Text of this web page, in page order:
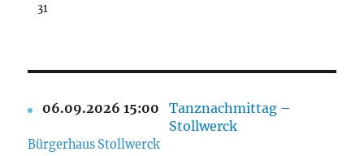
31
06.09.2026 15:00
Tanznachmittag –
Stollwerck
Bürgerhaus Stollwerck